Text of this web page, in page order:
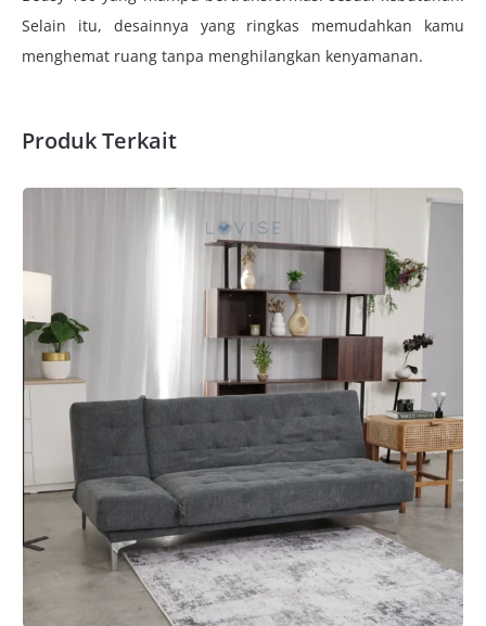
Selain itu, desainnya yang ringkas memudahkan kamu
menghemat ruang tanpa menghilangkan kenyamanan.
Produk Terkait